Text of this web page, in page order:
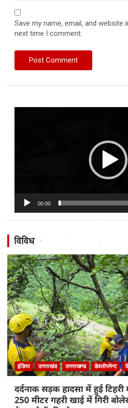
Save my name, email, and
next time I comment.
00:00
विविध
इंडिया उत्तराखंड उत्तराखण्ड डेवलोपमेन्ट
दर्दनाक सड़क हादसा में हुई
250 मीटर गहरी खाई में गिरी